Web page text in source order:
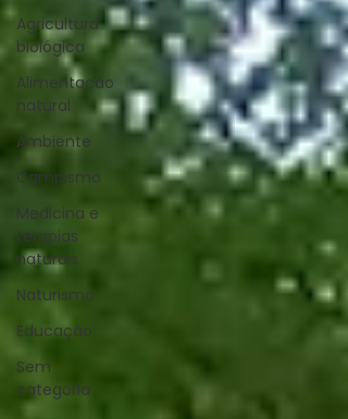
Agricultura
biológica
Alimentação
natural
Ambiente
Campismo
Medicina e
terapias
naturais
Naturismo
Educação
Sem
categoria